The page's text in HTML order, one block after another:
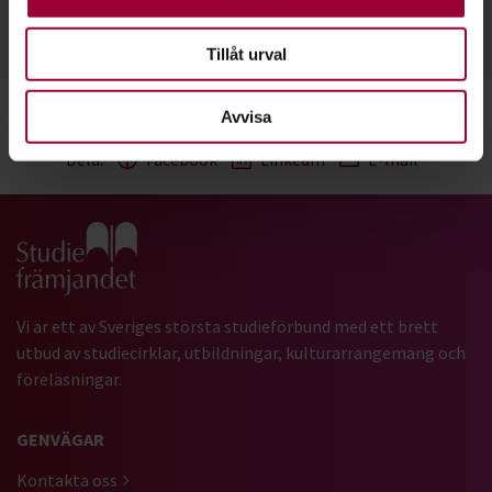
Tillåt urval
Avvisa
054-202 18 87
Läs mer
Dela: Facebook LinkedIn E-mail
Gå till studiefrämjandets startsida
Vi är ett av Sveriges största studieförbund med ett brett
utbud av studiecirklar, utbildningar, kulturarrangemang och
föreläsningar.
GENVÄGAR
Kontakta oss